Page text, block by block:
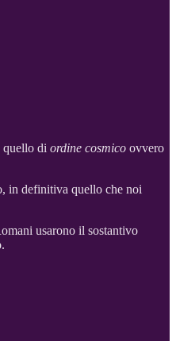
quello di ordine cosmico ovvero
in definitiva quello che noi
usarono il sostantivo